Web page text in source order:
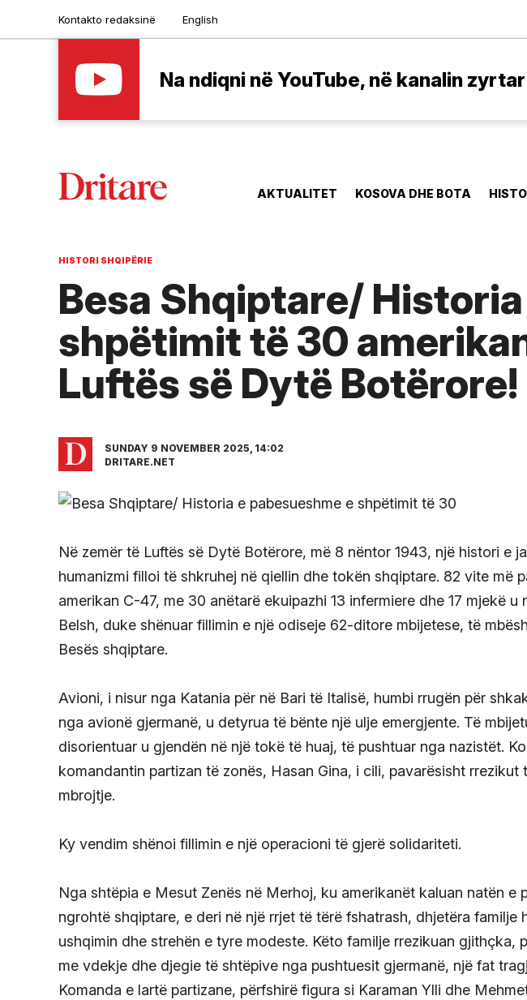
Kontakto redaksinë English
Na ndiqni në YouTube, në kanalin
AKTUALITET KOSOVA DHE BOTA
HISTORI SHQIPËRIE
Besa Shqiptare/
shpëtimit të 30
Luftës së Dytë Botërore!
SUNDAY 9 NOVEMBER 2025, 14:02
DRITARE.NET
Në zemër të Luftës së Dytë Botërore, më 8 nëntor 1943, një histori e
humanizmi filloi të shkruhej në qiellin dhe tokën shqiptare. 82 vite më
amerikan C-47, me 30 anëtarë ekuipazhi 13 infermiere dhe 17 mjekë
Belsh, duke shënuar fillimin e një odiseje 62-ditore mbijetese, të
Besës shqiptare.
Avioni, i nisur nga Katania për në Bari të Italisë, humbi rrugën për
nga avionë gjermanë, u detyrua të bënte një ulje emergjente. Të
disorientuar u gjendën në një tokë të huaj, të pushtuar nga nazistët.
komandantin partizan të zonës, Hasan Gina, i cili, pavarësisht
mbrojtje.
Ky vendim shënoi fillimin e një operacioni të gjerë solidariteti.
Nga shtëpia e Mesut Zenës në Merhoj, ku amerikanët kaluan natën e
ngrohtë shqiptare, e deri në një rrjet të tërë fshatrash, dhjetëra familje
ushqimin dhe strehën e tyre modeste. Këto familje rrezikuan gjithçka,
me vdekje dhe djegie të shtëpive nga pushtuesit gjermanë, një fat
Komanda e lartë partizane, përfshirë figura si Karaman Ylli dhe